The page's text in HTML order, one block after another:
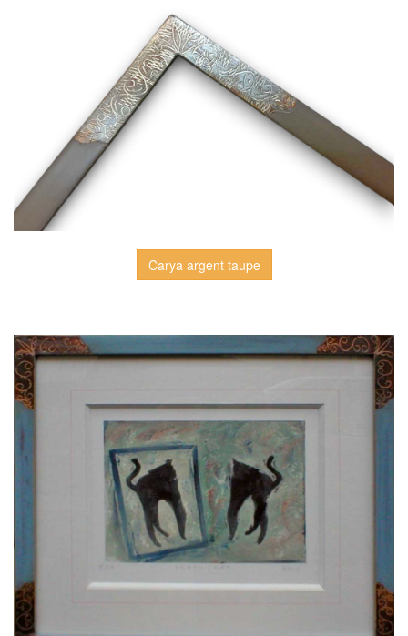
Carya argent taupe